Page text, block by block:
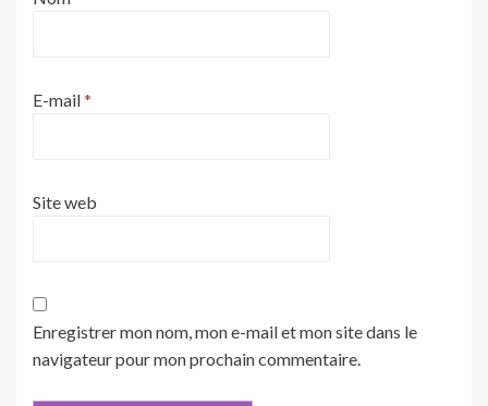
E-mail*
Site web
Enregistrer mon nom, mon e-mail et mon site dans le
navigateur pour mon prochain commentaire.